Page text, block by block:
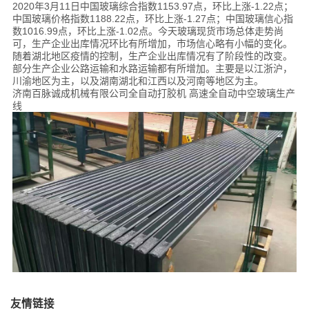
2020年3月11日中国玻璃综合指数1153.97点，环比上涨-1.22点；
中国玻璃价格指数1188.22点，环比上涨-1.27点；中国玻璃信心指
数1016.99点，环比上涨-1.02点。今天玻璃现货市场总体走势尚
可，生产企业出库情况环比有所增加，市场信心略有小幅的变化。
随着湖北地区疫情的控制，生产企业出库情况有了阶段性的改变。
部分生产企业公路运输和水路运输都有所增加。主要是以江浙沪，
川渝地区为主，以及湖南湖北和江西以及河南等地区为主。
济南百脉诚成机械有限公司全自动打胶机 高速全自动中空玻璃生产
线
友情链接